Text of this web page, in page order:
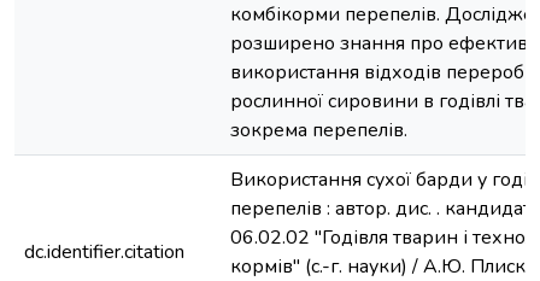
комбікорми перепелів.
розширено знання про
використання відходів
рослинної сировини в годівлі
зокрема перепелів.
dc.identifier.citation
Використання сухої барди у
перепелів : автор. дис. .
06.02.02 "Годівля тварин і
кормів" (с.-г. науки) / А.Ю. Плиска